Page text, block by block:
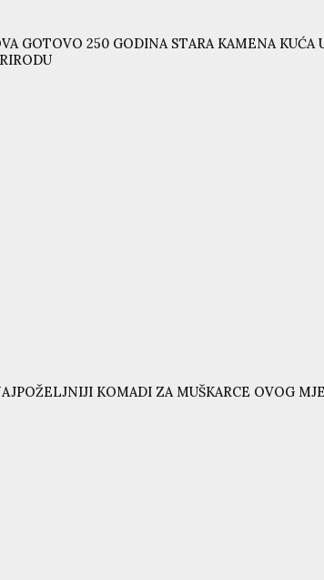
GOTOVO 250 GODINA STARA KAMENA
KOMADI ZA MUŠKARCE OVOG